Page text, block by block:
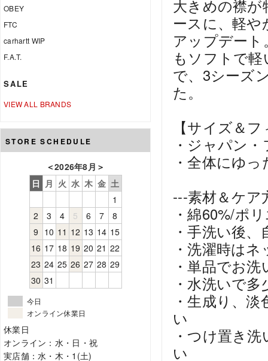
OBEY
FTC
carhartt WIP
F.A.T.
SALE
VIEW ALL BRANDS
STORE SCHEDULE
＜2026年8月 ＞
日 月 火 水 木 金 土
1
2
3 4 5 6 7
8
9 10 11 12 13 14 15
16 17 18 19 20 21 22
23 24 25 26 27 28 29
30 31
今日
オンライン休業日
休業日
オンライン：水・日・祝
実店舗：水・木・1(土)
大きめの襟
ースに、軽
アップデー
もソフトで
で、3シーズ
た。
【サイズ＆
・ジャパン
・全体にゆ
---素材＆ケア
・綿60%/ポ
・手洗い後
・洗濯時は
・単品でお
・水洗いで
・生成り、
い
・つけ置き
い